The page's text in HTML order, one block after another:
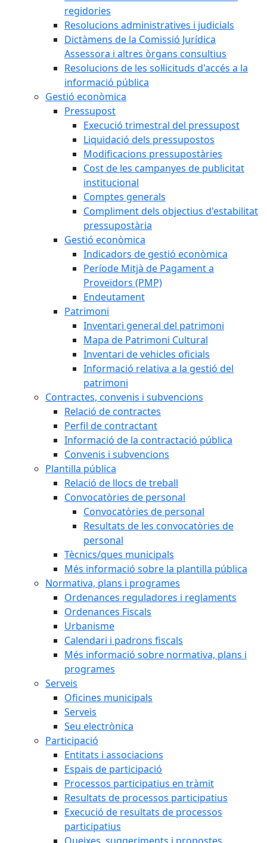
regidories
Resolucions administratives i judicials
Dictàmens de la Comissió Jurídica
Assessora i altres òrgans consultius
Resolucions de les sol·licituds d'accés a la
informació pública
Gestió econòmica
Pressupost
Execució trimestral del pressupost
Liquidació dels pressupostos
Modificacions pressupostàries
Cost de les campanyes de publicitat
institucional
Comptes generals
Compliment dels objectius d'estabilitat
pressupostària
Gestió econòmica
Indicadors de gestió econòmica
Període Mitjà de Pagament a
Proveïdors (PMP)
Endeutament
Patrimoni
Inventari general del patrimoni
Mapa de Patrimoni Cultural
Inventari de vehicles oficials
Informació relativa a la gestió del
patrimoni
Contractes, convenis i subvencions
Relació de contractes
Perfil de contractant
Informació de la contractació pública
Convenis i subvencions
Plantilla pública
Relació de llocs de treball
Convocatòries de personal
Convocatòries de personal
Resultats de les convocatòries de
personal
Tècnics/ques municipals
Més informació sobre la plantilla pública
Normativa, plans i programes
Ordenances reguladores i reglaments
Ordenances Fiscals
Urbanisme
Calendari i padrons fiscals
Més informació sobre normativa, plans i
programes
Serveis
Oficines municipals
Serveis
Seu electrònica
Participació
Entitats i associacions
Espais de participació
Processos participatius en tràmit
Resultats de processos participatius
Execució de resultats de processos
participatius